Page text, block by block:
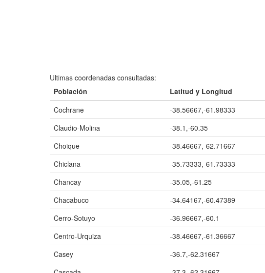
Ultimas coordenadas consultadas:
Población
Latitud y Longitud
Cochrane
-38.56667,-61.98333
Claudio-Molina
-38.1,-60.35
Choique
-38.46667,-62.71667
Chiclana
-35.73333,-61.73333
Chancay
-35.05,-61.25
Chacabuco
-34.64167,-60.47389
Cerro-Sotuyo
-36.96667,-60.1
Centro-Urquiza
-38.46667,-61.36667
Casey
-36.7,-62.31667